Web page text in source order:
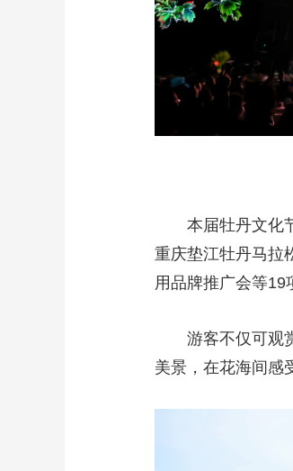
本届牡丹文化
重庆垫江牡丹马拉
用品牌推广会等19
游客不仅可观
美景，在花海间感